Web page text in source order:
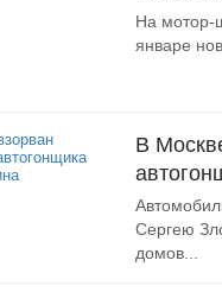
На мотор-
январе
В
Сергею
домов...